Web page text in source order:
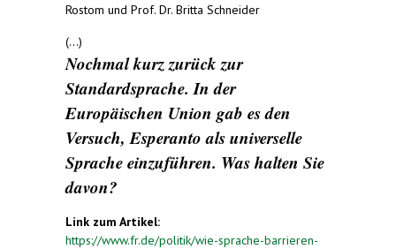
Rostom und Prof. Dr. Britta Schneider
(...)
Nochmal kurz zurück zur
Standardsprache. In der
Europäischen Union gab es den
Versuch, Esperanto als universelle
Sprache einzuführen. Was halten Sie
davon?
Link zum Artikel:
https://www.fr.de/politik/wie-sprache-barrieren-